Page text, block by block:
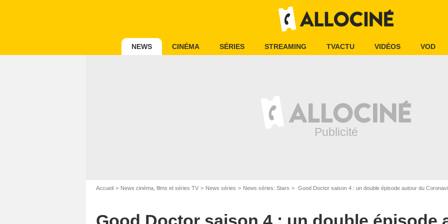
NEWS CINÉMA SÉRIES STREAMING TVACTU VIDÉOS VOD
Accueil News cinéma, films et séries TV News séries News séries: Stars Good Doctor saison 4 : un double épisode autour du